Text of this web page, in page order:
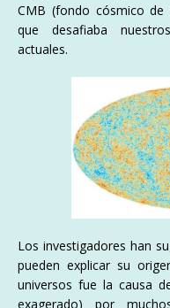
CMB (fondo cósmico
que desafiaba
actuales.
Los investigadores han
pueden explicar su
universos fue la causa
exagerado) por